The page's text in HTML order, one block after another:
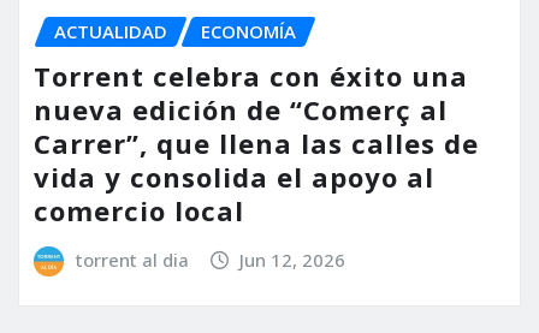
ACTUALIDAD ECONOMÍA
Torrent celebra con éxito una
nueva edición de “Comerç al
Carrer”, que llena las calles de
vida y consolida el apoyo al
comercio local
torrent al dia Jun 12, 2026